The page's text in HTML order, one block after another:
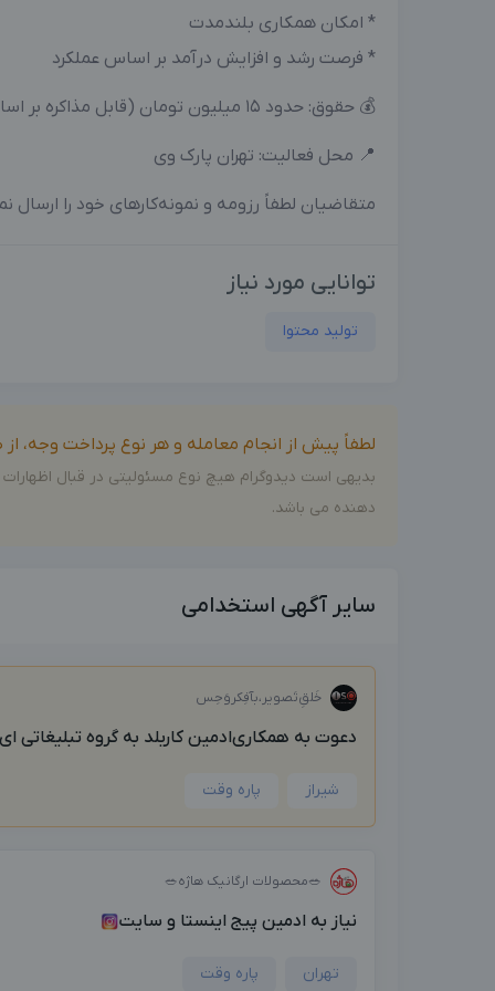
* امکان همکاری بلندمدت
* فرصت رشد و افزایش درآمد بر اساس عملکرد
💰 حقوق: حدود ۱۵ میلیون تومان (قابل مذاکره بر اساس توانایی و نمونه‌کار)
📍 محل فعالیت: تهران پارک وی
متقاضیان لطفاً رزومه و نمونه‌کارهای خود را ارسال
توانایی مورد نیاز
تولید محتوا
لطفاً پیش از انجام معامله و هر نوع پرداخت وجه،
بدیهی است دیدوگرام هیچ نوع مسئولیتی در قبال
دهنده می باشد.
سایر آگهی استخدامی
خَلق‌ِتَصویر،بآفِکروَحِس
دعوت به همکاری‌ادمین کاربلد به گروه تبلیغاتی
شیراز پاره وقت
🥗محصولات ارگانیک هاژه🥗
نیاز به ادمین پیج اینستا و سایت
تهران پاره وقت